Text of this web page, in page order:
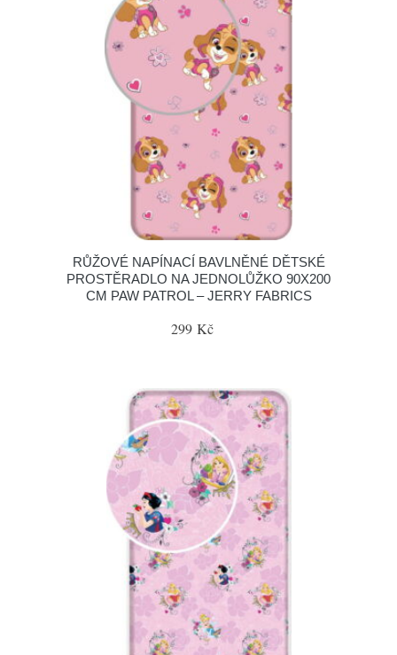
RŮŽOVÉ NAPÍNACÍ BAVLNĚNÉ DĚTSKÉ
PROSTĚRADLO NA JEDNOLŮŽKO 90X200
CM PAW PATROL – JERRY FABRICS
299 Kč